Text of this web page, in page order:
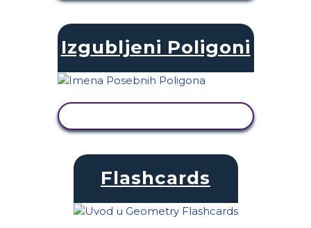
Izgubljeni Poligoni
Flashcards